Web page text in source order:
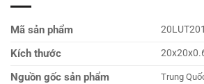
Mã sản phẩm
Kích thước
Nguồn gốc sản phẩm Trung